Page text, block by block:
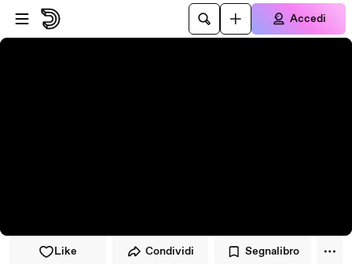
Vai al lettore
Passa al contenuto principale
Accedi
Like Condividi Segnalibro